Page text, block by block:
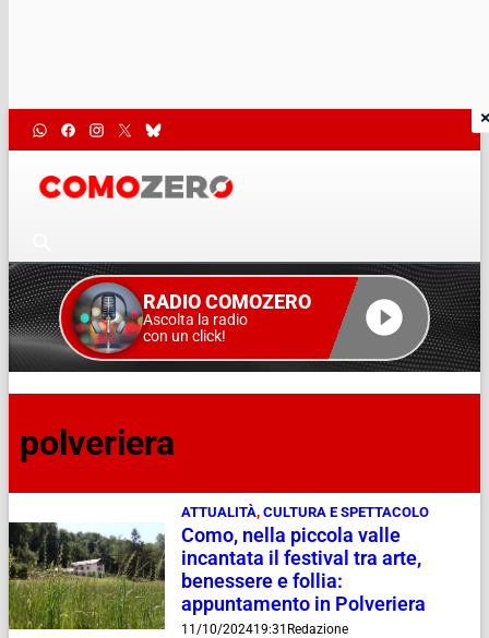
RADIO COMOZERO
Ascolta la radio
con un click!
polveriera
ATTUALITÀ, CULTURA E SPETTACOLO
Como, nella piccola valle
incantata il festival tra arte,
benessere e follia:
appuntamento in Polveriera
11/10/202419:31 Redazione